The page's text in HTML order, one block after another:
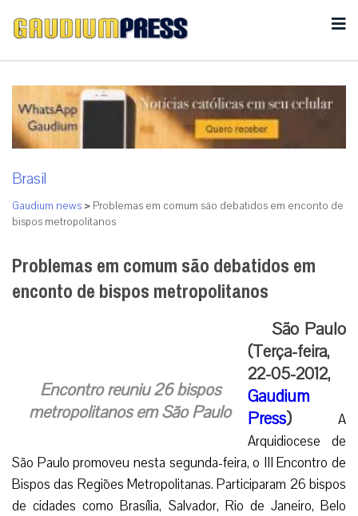
Brasil
Gaudium news > Problemas em comum são debatidos em enconto de
bispos metropolitanos
Problemas em comum são debatidos em
enconto de bispos metropolitanos
Encontro reuniu 26 bispos
metropolitanos em São Paulo
São Paulo
(Terça-feira,
22-05-2012,
Gaudium
Press) A
Arquidiocese de
São Paulo promoveu nesta segunda-feira, o III Encontro de
Bispos das Regiões Metropolitanas. Participaram 26 bispos
de cidades como Brasília, Salvador, Rio de Janeiro, Belo